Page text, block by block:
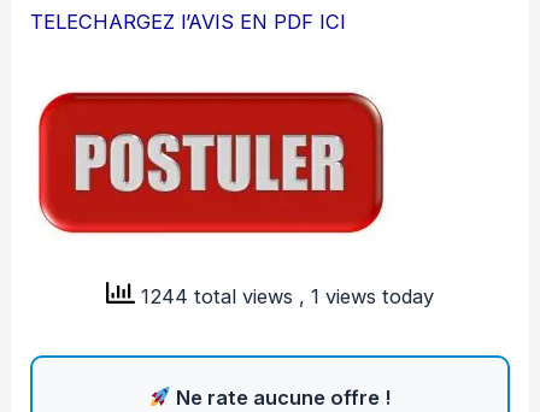
TELECHARGEZ l’AVIS EN PDF ICI
1244 total views , 1 views today
Ne rate aucune offre !